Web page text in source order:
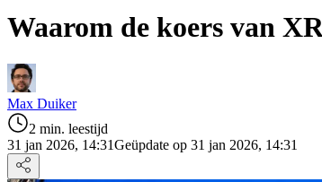
Waarom de koers van
Max Duiker
2 min. leestijd
31 jan 2026, 14:31Geüpdate op 31 jan 2026, 14:31